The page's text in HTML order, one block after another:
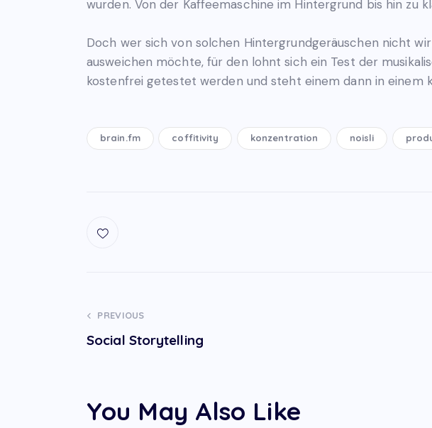
wurden. Von der Kaffeemaschine im Hintergrund bis hin zu
Doch wer sich von solchen Hintergrundgeräuschen nicht
ausweichen möchte, für den lohnt sich ein Test der
kostenfrei getestet werden und steht einem dann in einem
brain.fm coffitivity konzentration noisli
Post
navigation
PREVIOUS
Social Storytelling
You May Also Like